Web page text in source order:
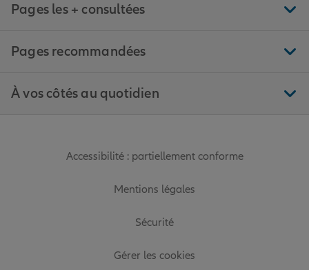
Pages les + consultées
Pages recommandées
À vos côtés au quotidien
Accessibilité : partiellement conforme
Mentions légales
Sécurité
Gérer les cookies